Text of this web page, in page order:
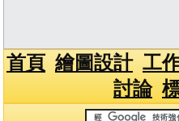
首頁 繪圖設計 工
討論